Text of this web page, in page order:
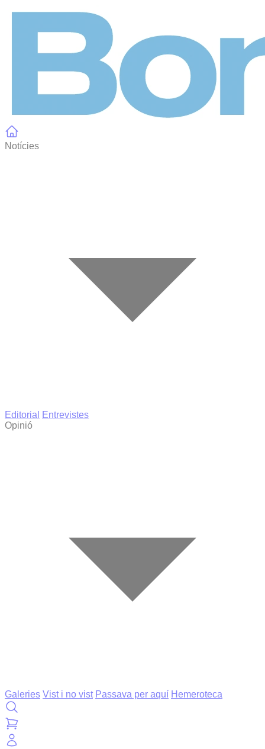
Notícies
Editorial
Entrevistes
Opinió
Galeries Vist i no vist Passava per aquí Hemeroteca